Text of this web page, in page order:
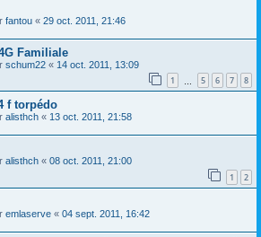
fantou « 29 oct. 2011, 21:46
Familiale
schum22 « 14 oct. 2011, 13:09
1 5 6 7 8
f torpédo
alisthch « 13 oct. 2011, 21:58
alisthch « 08 oct. 2011, 21:00
1 2
emlaserve « 04 sept. 2011, 16:42